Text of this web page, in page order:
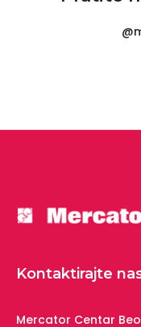
Kontaktirajte
Mercator Centar